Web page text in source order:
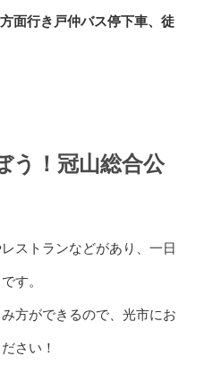
面行き戸仲バス停下車、徒
う！冠山総合公
ストランなどがあり、一日
す。
方ができるので、光市にお
さい！